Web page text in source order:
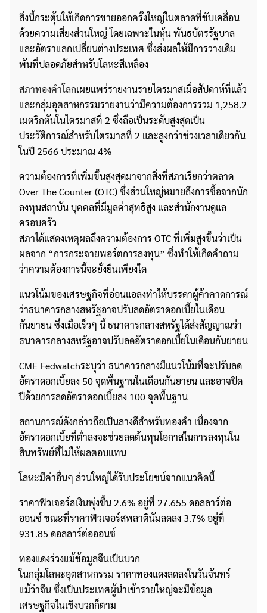
สิ่งนี้กระตุ้นให้เกิดการขายออกครั้งใหญ่ในตลาดที่ขับเคลื่อน
ด้วยความเสี่ยงส่วนใหญ่ โดยเฉพาะในหุ้น พันธบัตรรัฐบาล
และอัตราแลกเปลี่ยนต่างประเทศ ซึ่งส่งผลให้มีการวางเดิม
พันที่ปลอดภัยสำหรับโลหะสีเหลือง
สภาทองคำโลกเผยแพร่รายงานรายไตรมาสเมื่อสัปดาห์ที่แล้ว
และกลุ่มอุตสาหกรรมรายงานว่ามีความต้องการรวม 1,258.2
เมตริกตันในไตรมาสที่ 2 ซึ่งถือเป็นระดับสูงสุดเป็น
ประวัติการณ์สำหรับไตรมาสที่ 2 และสูงกว่าช่วงเวลาเดียวกัน
ในปี 2566 ประมาณ 4%
ความต้องการที่เพิ่มขึ้นสูงสุดมาจากสิ่งที่สภาเรียกว่าตลาด
Over The Counter (OTC) ซึ่งส่วนใหญ่หมายถึงการซื้อจากนัก
ลงทุนสถาบัน บุคคลที่มีมูลค่าสุทธิสูง และสำนักงานดูแล
ครอบครัว
สภาได้แสดงเหตุผลถึงความต้องการ OTC ที่เพิ่มสูงขึ้นว่าเป็น
ผลจาก “การกระจายพอร์ตการลงทุน” ซึ่งทำให้เกิดคำถาม
ว่าความต้องการนี้จะยั่งยืนเพียงใด
แนวโน้มของเศรษฐกิจที่อ่อนแอลงทำให้บรรดาผู้ค้าคาดการณ์
ว่าธนาคารกลางสหรัฐอาจปรับลดอัตราดอกเบี้ยในเดือน
กันยายน ซึ่งเมื่อเร็วๆ นี้ ธนาคารกลางสหรัฐได้ส่งสัญญาณว่า
ธนาคารกลางสหรัฐอาจปรับลดอัตราดอกเบี้ยในเดือนกันยายน
CME Fedwatchระบุว่า ธนาคารกลางมีแนวโน้มที่จะปรับลด
อัตราดอกเบี้ยลง 50 จุดพื้นฐานในเดือนกันยายน และอาจปิด
ปีด้วยการลดอัตราดอกเบี้ยลง 100 จุดพื้นฐาน
สถานการณ์ดังกล่าวถือเป็นลางดีสำหรับทองคำ เนื่องจาก
อัตราดอกเบี้ยที่ต่ำลงจะช่วยลดต้นทุนโอกาสในการลงทุนใน
สินทรัพย์ที่ไม่ให้ผลตอบแทน
โลหะมีค่าอื่นๆ ส่วนใหญ่ได้รับประโยชน์จากแนวคิดนี้
ราคาฟิวเจอร์สเงินพุ่งขึ้น 2.6% อยู่ที่ 27.655 ดอลลาร์ต่อ
ออนซ์ ขณะที่ราคาฟิวเจอร์สพลาตินัมลดลง 3.7% อยู่ที่
931.85 ดอลลาร์ต่อออนซ์
ทองแดงร่วงแม้ข้อมูลจีนเป็นบวก
ในกลุ่มโลหะอุตสาหกรรม ราคาทองแดงลดลงในวันจันทร์
แม้ว่าจีน ซึ่งเป็นประเทศผู้นำเข้ารายใหญ่จะมีข้อมูล
เศรษฐกิจในเชิงบวกก็ตาม